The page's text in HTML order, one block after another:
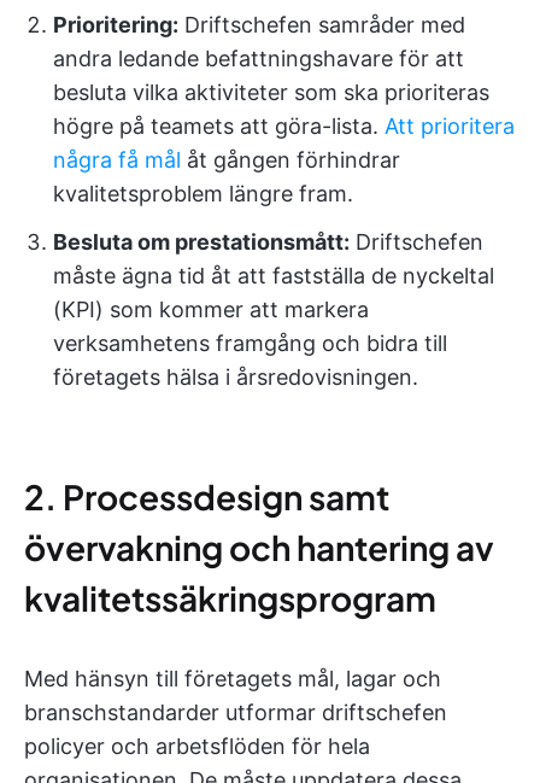
Prioritering: Driftschefen samråder med
andra ledande befattningshavare för att
besluta vilka aktiviteter som ska prioriteras
högre på teamets att göra-lista. Att prioritera
några få mål åt gången förhindrar
kvalitetsproblem längre fram.
Besluta om prestationsmått: Driftschefen
måste ägna tid åt att fastställa de nyckeltal
(KPI) som kommer att markera
verksamhetens framgång och bidra till
företagets hälsa i årsredovisningen.
2. Processdesign samt
övervakning och hantering av
kvalitetssäkringsprogram
Med hänsyn till företagets mål, lagar och
branschstandarder utformar driftschefen
policyer och arbetsflöden för hela